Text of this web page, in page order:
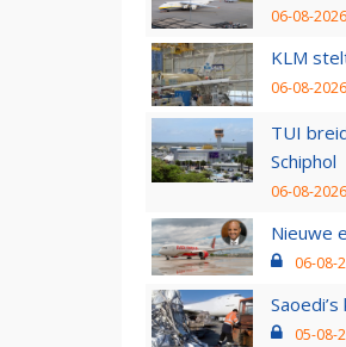
06-08-
KLM
06-08-
TUI
Schiphol
06-08-
Nieuwe
06-08-
05-08-